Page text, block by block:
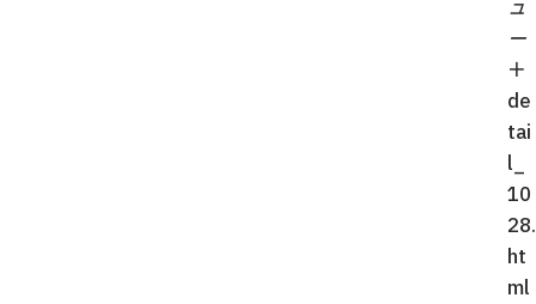
ュ
ー
＋
de
tai
l_
10
28.
ht
ml